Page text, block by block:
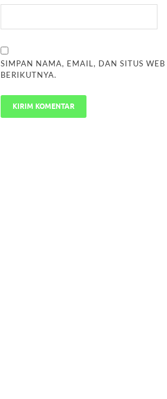
SIMPAN NAMA, EMAIL, DAN SITUS
BERIKUTNYA.